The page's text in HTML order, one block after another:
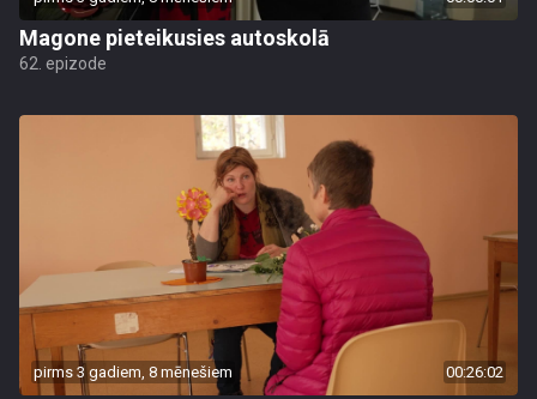
Magone pieteikusies autoskolā
62. epizode
pirms 3 gadiem, 8 mēnešiem 00:26:02